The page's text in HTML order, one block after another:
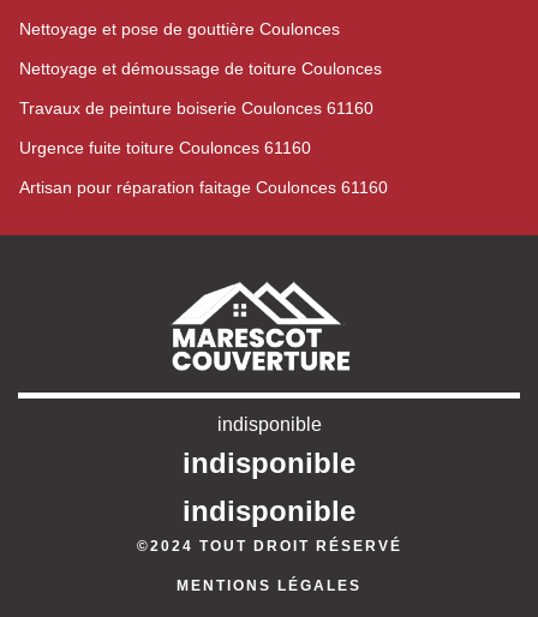
Nettoyage et pose de gouttière Coulonces
Nettoyage et démoussage de toiture Coulonces
Travaux de peinture boiserie Coulonces 61160
Urgence fuite toiture Coulonces 61160
Artisan pour réparation faitage Coulonces 61160
indisponible
indisponible
indisponible
©2024 TOUT DROIT RÉSERVÉ
MENTIONS LÉGALES